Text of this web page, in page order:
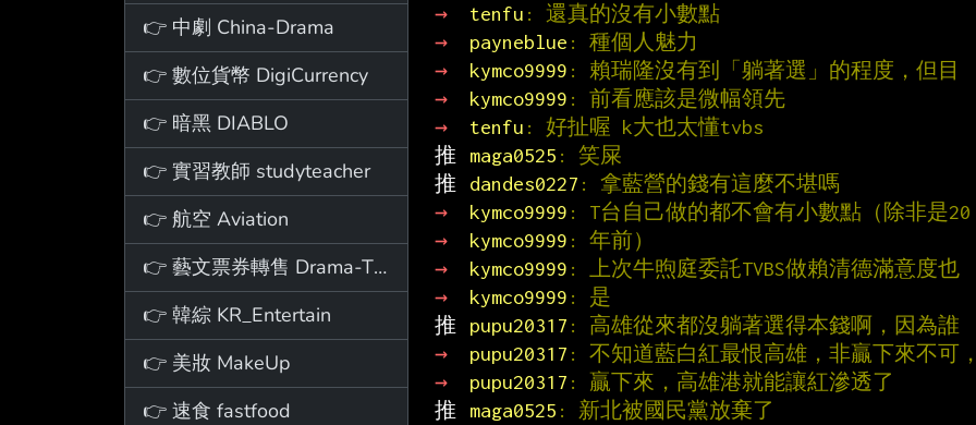
👉 中劇 China-Drama
👉 數位貨幣 DigiCurrency
👉 暗黑 DIABLO
👉 實習教師 studyteacher
👉 航空 Aviation
👉 藝文票券轉售 Drama-Ticket
👉 韓綜 KR_Entertain
👉 美妝 MakeUp
👉 速食 fastfood
→
tenfu : 還真的沒有小數點
→
payneblue : 種個人魅力
→
kymco9999 : 賴瑞隆沒有到「躺著選」的程度，但目
→
kymco9999 : 前看應該是微幅領先
→
tenfu : 好扯喔 k大也太懂tvbs
推
maga0525 : 笑屎
推
dandes0227 : 拿藍營的錢有這麼不堪嗎
→
kymco9999 : T台自己做的都不會有小數點（除非是20
→
kymco9999 : 年前）
→
kymco9999 : 上次牛煦庭委託TVBS做賴清德滿意度也
→
kymco9999 : 是
推
pupu20317 : 高雄從來都沒躺著選得本錢啊，因為誰
→
pupu20317 : 不知道藍白紅最恨高雄，非贏下來不可
→
pupu20317 : 贏下來，高雄港就能讓紅滲透了
推
maga0525 : 新北被國民黨放棄了